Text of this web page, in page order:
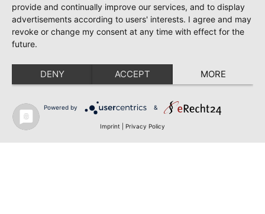
provide and continually improve our services, and to display
advertisements according to users' interests. I agree and may
revoke or change my consent at any time with effect for the
future.
DENY ACCEPT MORE
Powered by &
Imprint Privacy Policy